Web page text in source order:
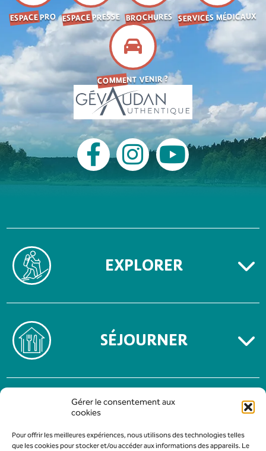
Gérer le consentement aux
cookies
Pour offrir les meilleures expériences, nous utilisons des technologies telles
que les cookies pour stocker et/ou accéder aux informations des appareils. Le
ESPACE PRO ESPACE PRESSE BROCHURES SERVICES MÉDICAUX
COMMENT VENIR ?
EXPLORER
SÉJOURNER
MENTIONS LÉGALES
POLITIQUE DE CONFIDENTIALITÉ